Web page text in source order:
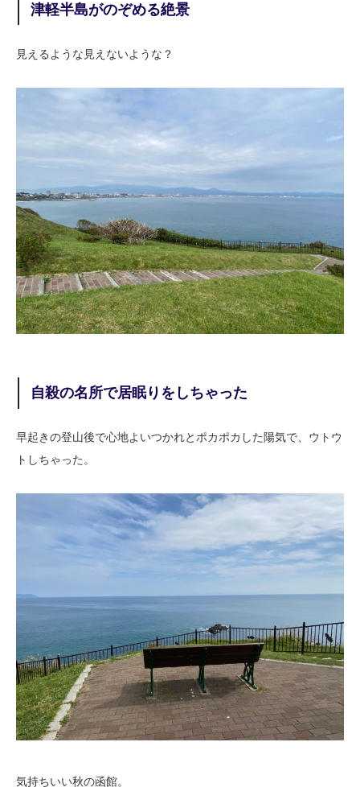
津軽半島がのぞめる絶景
見えるような見えないような？
自殺の名所で居眠りをしちゃった
早起きの登山後で心地よいつかれとポカポカした陽気で、ウトウ
トしちゃった。
気持ちいい秋の函館。